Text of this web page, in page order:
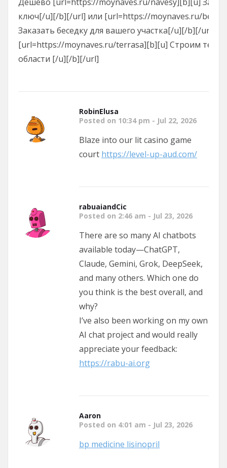
ключ[/u][/b][/url] или [url=https://moynaves.ru/
Заказать беседку для вашего участка[/u][/b][/url],
[url=https://moynaves.ru/terrasa][b][u] Строим
области [/u][/b][/url]
RobinElusa
Posted on 10:34 pm - Jul 22, 2026
Blaze into our lit casino game
court https://level-up-aud.com/
rabuaiandCic
Posted on 2:46 am - Jul 23, 2026
There are so many AI chatbots
available today—ChatGPT,
Claude, Gemini, Grok, DeepSeek,
and many others. Which one do
you think is the best overall, and
why?
I’ve also been working on my own
AI chat project and would really
appreciate your feedback:
https://rabu-ai.org
Aaron
Posted on 4:01 am - Jul 23, 2026
bp medicine lisinopril